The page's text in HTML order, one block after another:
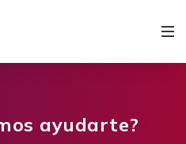
ayudarte?